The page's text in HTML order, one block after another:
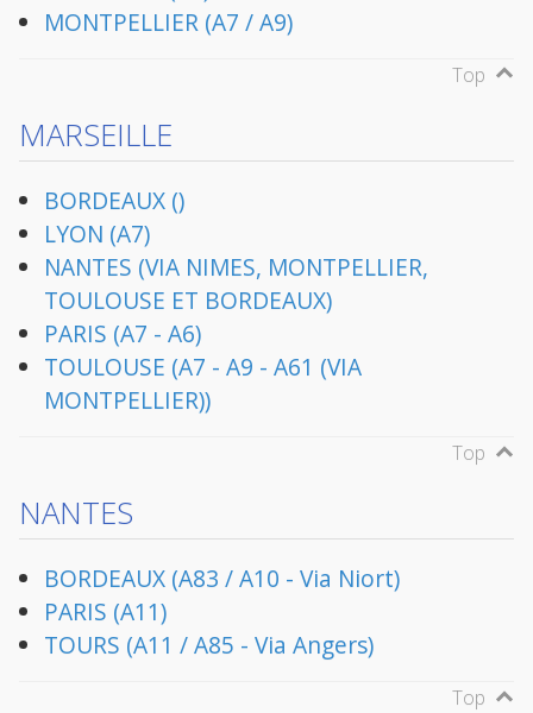
MONTPELLIER (A7 / A9)
Top
MARSEILLE
BORDEAUX ()
LYON (A7)
NANTES (VIA NIMES, MONTPELLIER,
TOULOUSE ET BORDEAUX)
PARIS (A7 - A6)
TOULOUSE (A7 - A9 - A61 (VIA
MONTPELLIER))
Top
NANTES
BORDEAUX (A83 / A10 - Via Niort)
PARIS (A11)
TOURS (A11 / A85 - Via Angers)
Top